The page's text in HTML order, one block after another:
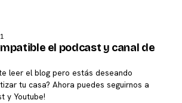
el podcast y canal de
leer el blog pero estás deseando
tu casa? Ahora puedes seguirnos a
y Youtube!